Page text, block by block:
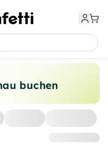
buchen